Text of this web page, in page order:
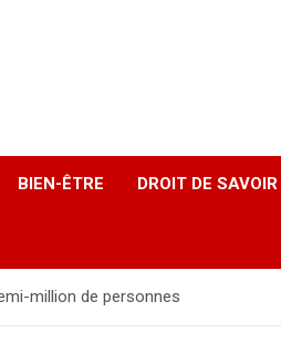
BIEN-ÊTRE DROIT DE SAVOIR
million de personnes